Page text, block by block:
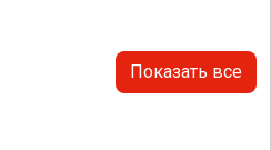
Показать все